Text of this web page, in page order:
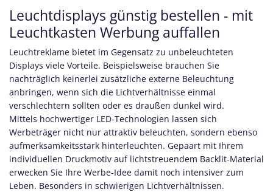
Leuchtdisplays günstig bestellen - mit
Leuchtkasten Werbung auffallen
Leuchtreklame bietet im Gegensatz zu unbeleuchteten
Displays viele Vorteile. Beispielsweise brauchen Sie
nachträglich keinerlei zusätzliche externe Beleuchtung
anbringen, wenn sich die Lichtverhältnisse einmal
verschlechtern sollten oder es draußen dunkel wird.
Mittels hochwertiger LED-Technologien lassen sich
Werbeträger nicht nur attraktiv beleuchten, sondern ebenso
aufmerksamkeitsstark hinterleuchten. Gepaart mit Ihrem
individuellen Druckmotiv auf lichtstreuendem Backlit-Material
erwecken Sie Ihre Werbe-Idee damit noch intensiver zum
Leben. Besonders in schwierigen Lichtverhältnissen.